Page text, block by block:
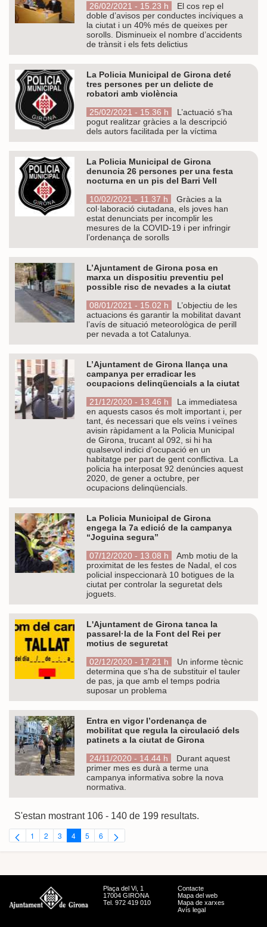
26/02/2021 - 15.23 h
El cos rep el
doble d’avisos per conductes incíviques a
la ciutat i un 40% més de queixes per
sorolls. Disminueix el nombre d’accidents
de trànsit i els fets delictius
La Policia Municipal de Girona deté
tres persones per un delicte de
robatori amb violència
25/02/2021 - 15.36 h
L’actuació s’ha
pogut realitzar gràcies a la descripció
dels autors facilitada per la víctima
La Policia Municipal de Girona
denuncia 26 persones per una festa
nocturna en un pis del Barri Vell
10/02/2021 - 11.37 h
Gràcies a la
col·laboració ciutadana, els joves han
estat denunciats per incomplir les
mesures de la COVID-19 i per infringir
l’ordenança de sorolls
L’Ajuntament de Girona posa en
marxa un dispositiu preventiu pel
possible risc de nevades a la ciutat
08/01/2021 - 15.02 h
L’objectiu de les
actuacions és garantir la mobilitat davant
l’avís de situació meteorològica de perill
per nevada a tot Catalunya.
L’Ajuntament de Girona llança una
campanya per erradicar les
ocupacions delinqüencials a la ciutat
21/12/2020 - 13.46 h
La immediatesa
en aquests casos és molt important i, per
tant, és necessari que els veïns i veïnes
avisin ràpidament a la Policia Municipal
de Girona, trucant al 092, si hi ha
qualsevol indici d’ocupació en un
habitatge per part de gent conflictiva. La
policia ha interposat 92 denúncies aquest
2020, de gener a octubre, per
ocupacions delinqüencials.
La Policia Municipal de Girona
engega la 7a edició de la campanya
“Joguina segura”
07/12/2020 - 13.08 h
Amb motiu de la
proximitat de les festes de Nadal, el cos
policial inspeccionarà 10 botigues de la
ciutat per controlar la seguretat dels
joguets.
L'Ajuntament de Girona tanca la
passarel·la de la Font del Rei per
motius de seguretat
02/12/2020 - 17.21 h
Un informe tècnic
determina que s’ha de substituir el tauler
de pas, ja que amb el temps podria
suposar un problema
Entra en vigor l’ordenança de
mobilitat que regula la circulació dels
patinets a la ciutat de Girona
24/11/2020 - 14.44 h
Durant aquest
primer mes es durà a terme una
campanya informativa sobre la nova
normativa.
S'estan mostrant 106 - 140 de 199 resultats.
Pàgina
1 Pàgina
2 Pàgina
3 Pàgina
4 Pàgina
5 Pàgina
6
Plaça del Vi, 1
17004 GIRONA
Tel. 972 419 010
Contacte
Mapa del web
Mapa de xarxes
Avís legal